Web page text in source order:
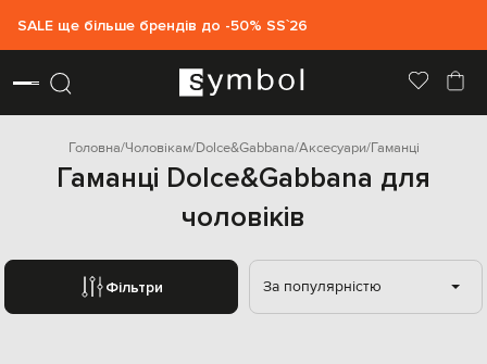
SALE ще більше брендів до -50% SS`26
Головна Чоловікам Dolce&Gabbana Аксесуари Гаманці
Гаманці Dolce&Gabbana для
чоловіків
Фільтри За популярністю